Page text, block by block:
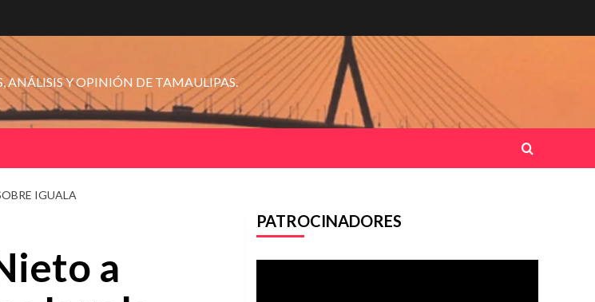
ANÁLISIS Y OPINIÓN DE TAMAULIPAS.
IGUALA
a
PATROCINADORES